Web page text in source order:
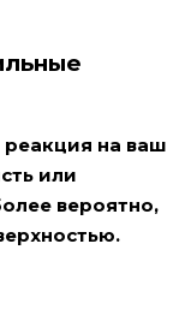
на ваш
или
вероятно,